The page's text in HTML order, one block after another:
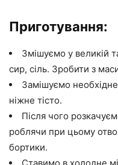
Приготування:
Змішуємо у великій
сир, сіль. Зробити з
Замішуємо
ніжне тісто.
Після чого
роблячи при цьому
бортики.
Ставимо в холодне